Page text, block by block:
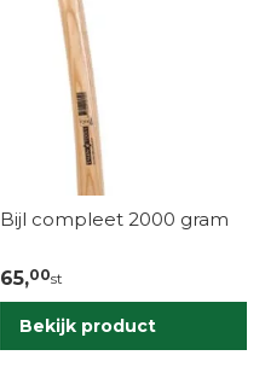
Bijl compleet 2000 gram
65,00st
Bekijk product